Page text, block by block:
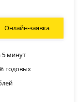
Онлайн-заявка
5 минут
годовых